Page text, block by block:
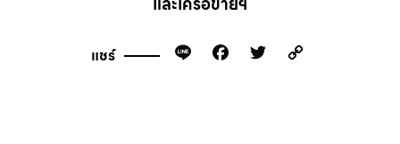
แชร์ Line Facebook
Twitter